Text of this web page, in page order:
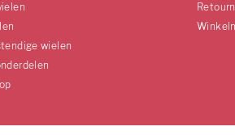
wielen